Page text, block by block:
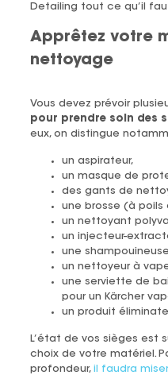
Detailing tout ce qu’il
Apprêtez votre
nettoyage
Vous devez prévoir
pour prendre soin des
eux, on distingue
un aspirateur,
un masque de
des gants de
une brosse (à
un nettoyant
un injecteur-
une
un nettoyeur à
une serviette de
pour un Kärcher
un produit
L’état de vos sièges est
choix de votre matériel.
profondeur, il faudra